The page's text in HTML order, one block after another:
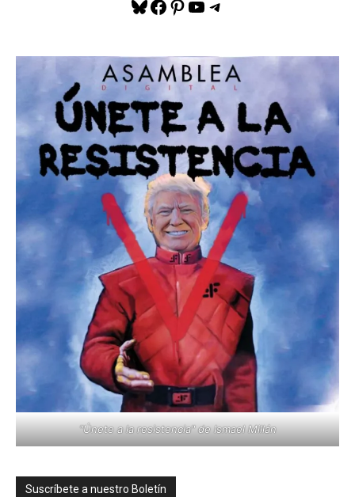
"Únete a la resistencia" de Ismael Millán
Suscríbete a nuestro Boletín